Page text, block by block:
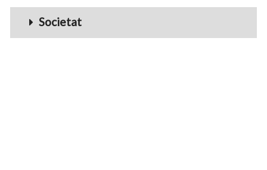
Societat